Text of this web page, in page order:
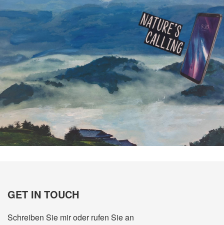
GET IN TOUCH
Schreiben Sie mir oder rufen Sie an